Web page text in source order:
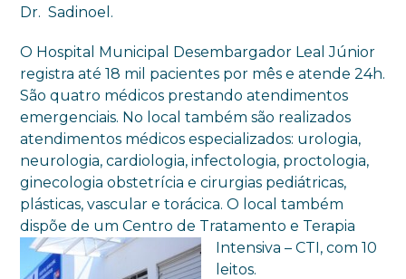
Dr. Sadinoel.
O Hospital Municipal Desembargador Leal Júnior
registra até 18 mil pacientes por mês e atende 24h.
São quatro médicos prestando atendimentos
emergenciais. No local também são realizados
atendimentos médicos especializados: urologia,
neurologia, cardiologia, infectologia, proctologia,
ginecologia obstetrícia e cirurgias pediátricas,
plásticas, vascular e torácica. O local também
dispõe de um Centro de Tratamento e Terapia
Intensiva –CTI, com 10
leitos.